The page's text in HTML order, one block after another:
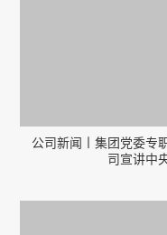
公司新闻丨集团党委专
司宣讲中